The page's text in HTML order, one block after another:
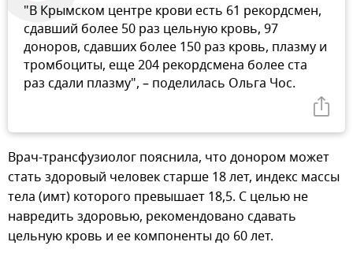
"В Крымском центре крови есть 61 рекордсмен,
сдавший более 50 раз цельную кровь, 97
доноров, сдавших более 150 раз кровь, плазму и
тромбоциты, еще 204 рекордсмена более ста
раз сдали плазму", – поделилась Ольга Чос.
Врач-трансфузиолог пояснила, что донором может
стать здоровый человек старше 18 лет, индекс массы
тела (имт) которого превышает 18,5. С целью не
навредить здоровью, рекомендовано сдавать
цельную кровь и ее компоненты до 60 лет.